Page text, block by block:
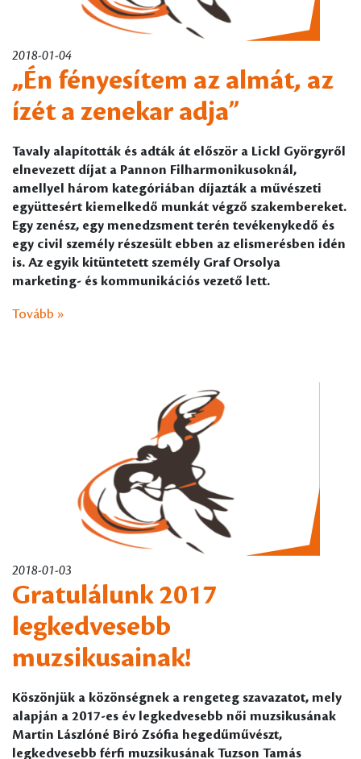
2018-01-04
„Én fényesítem az almát, az
ízét a zenekar adja”
Tavaly alapították és adták át először a Lickl Györgyről
elnevezett díjat a Pannon Filharmonikusoknál,
amellyel három kategóriában díjazták a művészeti
együttesért kiemelkedő munkát végző szakembereket.
Egy zenész, egy menedzsment terén tevékenykedő és
egy civil személy részesült ebben az elismerésben idén
is. Az egyik kitüntetett személy Graf Orsolya
marketing- és kommunikációs vezető lett.
Tovább »
2018-01-03
Gratulálunk 2017
legkedvesebb
muzsikusainak!
Köszönjük a közönségnek a rengeteg szavazatot, mely
alapján a 2017-es év legkedvesebb női muzsikusának
Martin Lászlóné Biró Zsófia hegedűművészt,
legkedvesebb férfi muzsikusának Tuzson Tamás